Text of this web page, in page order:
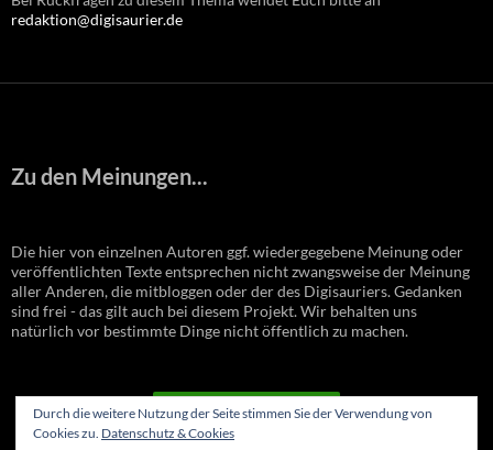
redaktion@digisaurier.de
Zu den Meinungen...
Die hier von einzelnen Autoren ggf. wiedergegebene Meinung oder
veröffentlichten Texte entsprechen nicht zwangsweise der Meinung
aller Anderen, die mitbloggen oder der des Digisauriers. Gedanken
sind frei - das gilt auch bei diesem Projekt. Wir behalten uns
natürlich vor bestimmte Dinge nicht öffentlich zu machen.
VERTRAG WIDERRUFEN
Durch die weitere Nutzung der Seite stimmen Sie der Verwendung von
Cookies zu. Datenschutz & Cookies